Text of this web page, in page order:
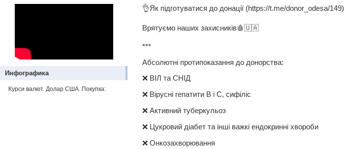
Инфографика
Курси валют. Долар США. Покупка:
👌Як підготуватися до донації (https://t.me/donor_odesa/149)
Врятуємо наших захисників🩸🇺🇦
***
Абсолютні протипоказання до донорства:
❌ ВІЛ та СНІД
❌ Вірусні гепатити В і С, сифіліс
❌ Активний туберкульоз
❌ Цукровий діабет та інші важкі ендокринні хвороби
❌ Онкозахворювання